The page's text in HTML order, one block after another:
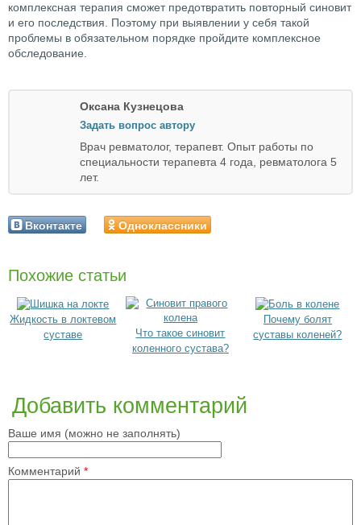
комплексная терапия сможет предотвратить повторный синовит
и его последствия. Поэтому при выявлении у себя такой
проблемы в обязательном порядке пройдите комплексное
обследование.
Оксана Кузнецова
Задать вопрос автору
Врач ревматолог, терапевт. Опыт работы по
специальности терапевта 4 года, ревматолога 5
лет.
Вконтакте Одноклассники
Похожие статьи
Жидкость в локтевом
суставе
Что такое синовит
коленного сустава?
Почему болят
суставы коленей?
Добавить комментарий
Ваше имя (можно не заполнять)
Комментарий *